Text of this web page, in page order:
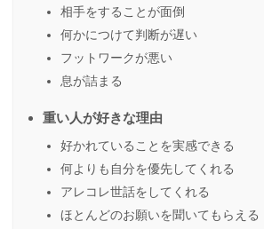
相手をすることが面倒
何かにつけて判断が遅い
フットワークが悪い
息が詰まる
重い人が好きな理由
好かれていることを実感できる
何よりも自分を優先してくれる
アレコレ世話をしてくれる
ほとんどのお願いを聞いてもらえる